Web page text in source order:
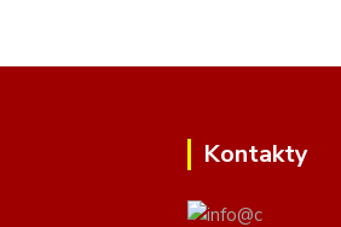
Kontakty